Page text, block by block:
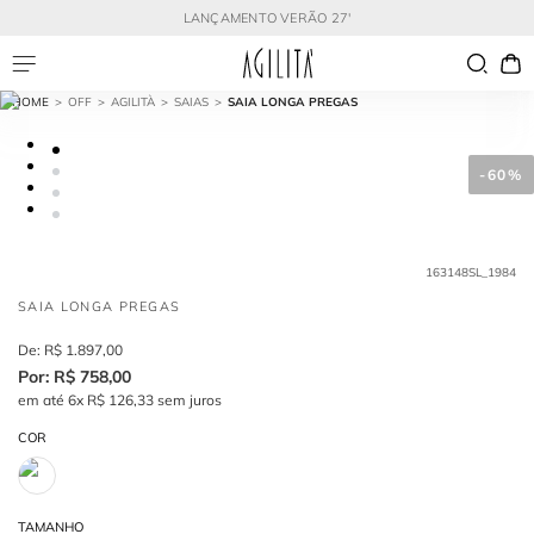
LANÇAMENTO VERÃO 27'
OFF AGILITÀ SAIAS SAIA LONGA PREGAS
-60%
163148SL_1984
SAIA LONGA PREGAS
R$ 1.897,00
R$ 758,00
em até 6x R$ 126,33 sem juros
COR
TAMANHO